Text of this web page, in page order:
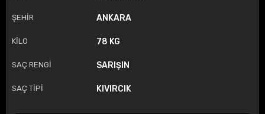
ŞEHİR ANKARA
KİLO 78 KG
SAÇ RENGİ SARIŞIN
SAÇ TİPİ KIVIRCIK